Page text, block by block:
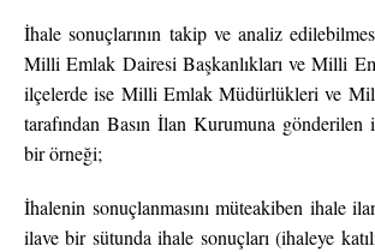
İhale sonuçlarının takip ve analiz
Milli Emlak Dairesi Başkanlıkları ve Milli
ilçelerde ise Milli Emlak Müdürlükleri ve
tarafından Basın İlan Kurumuna
bir örneği;
İhalenin sonuçlanmasını müteakiben ihale
ilave bir sütunda ihale sonuçları (ihaleye